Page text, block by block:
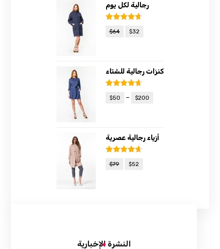
رجالية لكل يوم
out of 5
$64 $32
كنزات رجالية للشتاء
out of 5
$50 – $200
أزياء رجالية عصرية
out of 5
$79 $52
النشرة الإخبارية